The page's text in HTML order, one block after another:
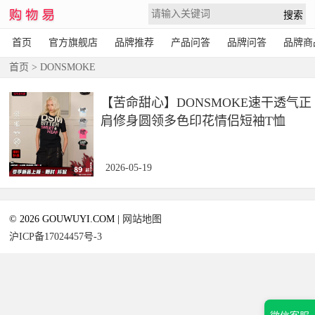
首页 官方旗舰店 品牌推荐 产品问答 品牌问答 品牌商
首页 > DONSMOKE
【苦命甜心】DONSMOKE速干透气正
肩修身圆领多色印花情侣短袖T恤
2026-05-19
© 2026 GOUWUYI.COM |
网站地图
沪ICP备17024457号-3